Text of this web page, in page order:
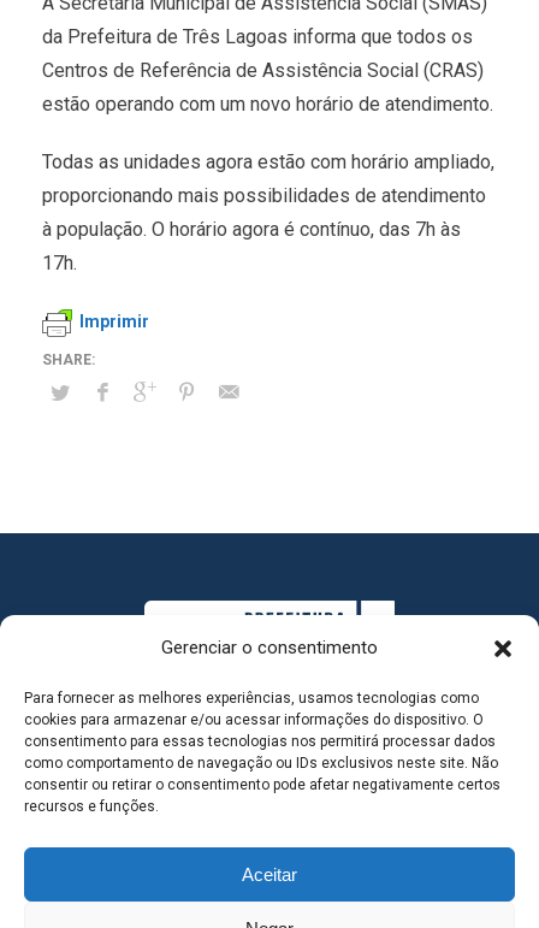
Gerenciar o consentimento
Para fornecer as melhores experiências, usamos tecnologias como
cookies para armazenar e/ou acessar informações do dispositivo. O
consentimento para essas tecnologias nos permitirá processar dados
como comportamento de navegação ou IDs exclusivos neste site. Não
consentir ou retirar o consentimento pode afetar negativamente certos
recursos e funções.
Aceitar
da Prefeitura de Três Lagoas informa que todos os
Centros de Referência de Assistência Social (CRAS)
estão operando com um novo horário de atendimento.
Todas as unidades agora estão com horário ampliado,
proporcionando mais possibilidades de atendimento
à população. O horário agora é contínuo, das 7h às
17h.
Imprimir
MAPA DO SITE